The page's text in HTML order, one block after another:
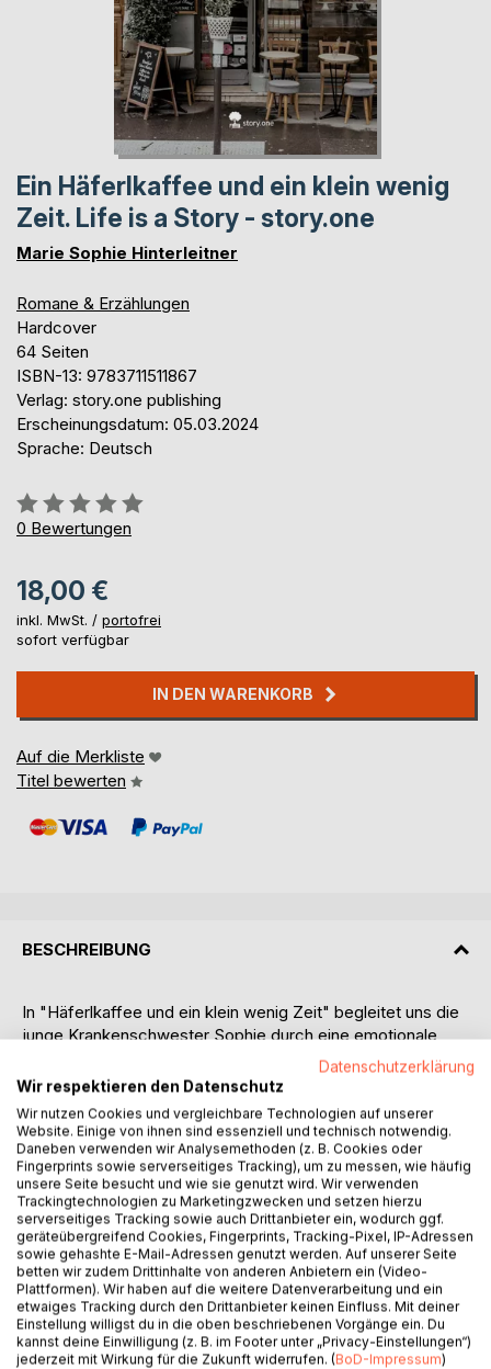
Ein Häferlkaffee und ein klein wenig
Zeit. Life is a Story - story.one
Marie Sophie Hinterleitner
Romane & Erzählungen
Hardcover
64 Seiten
ISBN-13: 9783711511867
Verlag: story.one publishing
Erscheinungsdatum: 05.03.2024
Sprache: Deutsch
Bewertung::
0%
0 Bewertungen
18,00 €
inkl. MwSt. / portofrei
sofort verfügbar
IN DEN WARENKORB
Auf die Merkliste
Titel bewerten
BESCHREIBUNG
In "Häferlkaffee und ein klein wenig Zeit" begleitet uns die
junge Krankenschwester Sophie durch eine emotionale
Reise voller Herausforderungen und unerwarteter
Begegnungen. Ihr Leben nimmt eine unvorhersehbare
Wendung, als sie auf den geheimnisvollen Arthur trifft, einen
älteren Herrn mit einer faszinierenden Lebensgeschichte.
Der Kiosk am Fluss wird zum Treffpunkt zweier Seelen, die
unterschiedlicher nicht sein könnten. Durch Arthur erfährt
Sophie von der Bedeutung wahrer Freundschaft und das
der Weg des Lebens nicht immer geradlinig verläuft.
Die Geschichte enthüllt die tiefe Verbindung zwischen
Menschen, die vom Schicksal gelenkt werden. Ein Buch
über Liebe, Verlust, Selbstfindung und die unerwarteten
Schätze in uns.
Datenschutzerklärung
Wir respektieren den Datenschutz
Wir nutzen Cookies und vergleichbare Technologien auf unserer
Website. Einige von ihnen sind essenziell und technisch notwendig.
Daneben verwenden wir Analysemethoden (z. B. Cookies oder
Fingerprints sowie serverseitiges Tracking), um zu messen, wie häufig
unsere Seite besucht und wie sie genutzt wird. Wir verwenden
Trackingtechnologien zu Marketingzwecken und setzen hierzu
serverseitiges Tracking sowie auch Drittanbieter ein, wodurch ggf.
geräteübergreifend Cookies, Fingerprints, Tracking-Pixel, IP-Adressen
sowie gehashte E-Mail-Adressen genutzt werden. Auf unserer Seite
betten wir zudem Drittinhalte von anderen Anbietern ein (Video-
Plattformen). Wir haben auf die weitere Datenverarbeitung und ein
etwaiges Tracking durch den Drittanbieter keinen Einfluss. Mit deiner
Einstellung willigst du in die oben beschriebenen Vorgänge ein. Du
kannst deine Einwilligung (z. B. im Footer unter „Privacy-Einstellungen“)
jederzeit mit Wirkung für die Zukunft widerrufen. (BoD-Impressum)